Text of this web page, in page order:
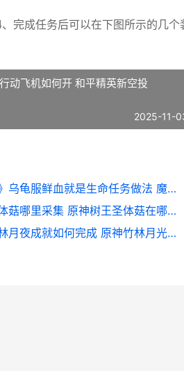
、完成任务后可以在下图所示的几个
动飞机如何开 和平精英新空投
2025-11-
《魔兽世界》乌龟服鲜血就是生命任务做法 魔兽世界乌鸦坐骑怎么获得
原神树王圣体菇哪里采集 原神树王圣体菇在哪里可以买
《原神》竹林月夜成就如何完成 原神竹林月光全套